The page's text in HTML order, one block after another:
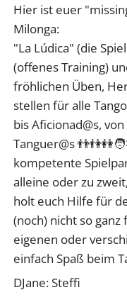
Hier ist euer
Milonga:
"La Lúdica" (die
(offenes Training)
fröhlichen Üben,
stellen für alle
bis Aficionad@s,
Tanguer@s
kompetente
alleine oder zu
holt euch Hilfe für
(noch) nicht so
eigenen oder
einfach Spaß beim
DJane: Steffi